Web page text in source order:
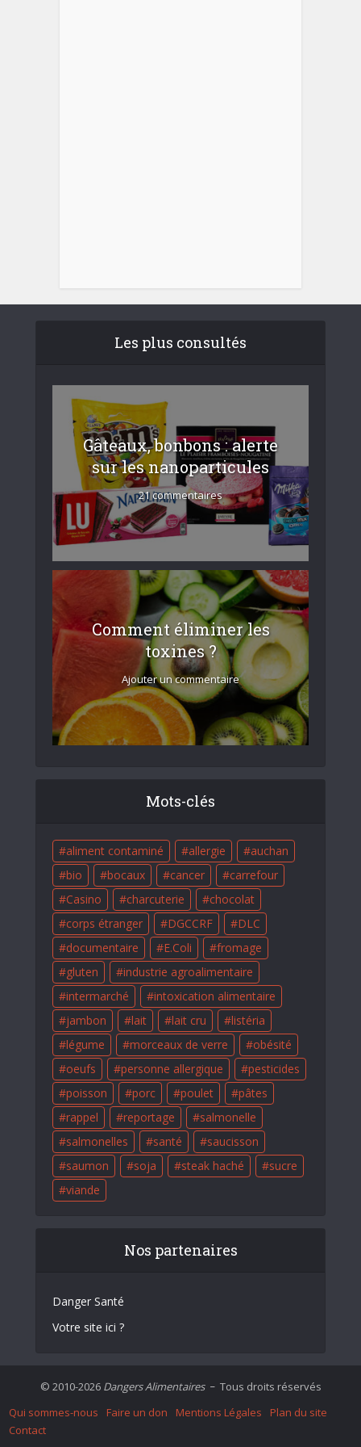
Les plus consultés
Gâteaux, bonbons : alerte
sur les nanoparticules
21 commentaires
Comment éliminer les
toxines ?
Ajouter un commentaire
Mots-clés
aliment contaminé allergie
auchan
bio
bocaux cancer
carrefour
Casino
charcuterie
chocolat
corps étranger
DGCCRF
DLC
documentaire
E.Coli
fromage
gluten
industrie agroalimentaire
intermarché
intoxication alimentaire
jambon
lait lait cru
listéria
légume
morceaux de verre
obésité
oeufs
personne allergique
pesticides
poisson
porc poulet
pâtes
rappel
reportage
salmonelle
salmonelles
santé
saucisson
saumon
soja steak haché
sucre
viande
Nos partenaires
Danger Santé
Votre site ici ?
© 2010-2026 Dangers Alimentaires – Tous droits réservés
Qui sommes-nous
Faire un don Mentions Légales
Plan du site
Contact